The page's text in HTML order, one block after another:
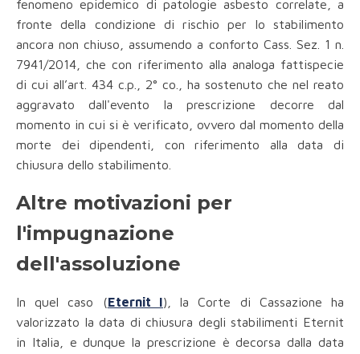
fenomeno epidemico di patologie asbesto correlate, a
fronte della condizione di rischio per lo stabilimento
ancora non chiuso, assumendo a conforto Cass. Sez. 1 n.
7941/2014, che con riferimento alla analoga fattispecie
di cui all’art. 434 c.p., 2° co., ha sostenuto che nel reato
aggravato dall'evento la prescrizione decorre dal
momento in cui si è verificato, ovvero dal momento della
morte dei dipendenti, con riferimento alla data di
chiusura dello stabilimento.
Altre motivazioni per
l'impugnazione
dell'assoluzione
In quel caso (Eternit I), la Corte di Cassazione ha
valorizzato la data di chiusura degli stabilimenti Eternit
in Italia, e dunque la prescrizione è decorsa dalla data